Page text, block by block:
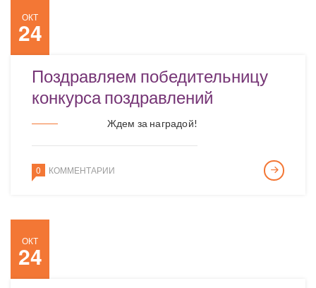
ОКТ
24
Поздравляем победительницу
конкурса поздравлений
Ждем за наградой!
0 КОММЕНТАРИИ
ОКТ
24